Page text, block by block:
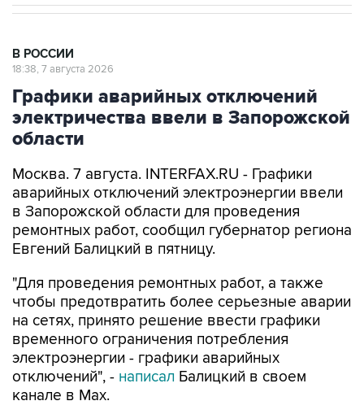
В РОССИИ
18:38, 7 августа 2026
Графики аварийных отключений
электричества ввели в Запорожской
области
Москва. 7 августа. INTERFAX.RU - Графики
аварийных отключений электроэнергии ввели
в Запорожской области для проведения
ремонтных работ, сообщил губернатор региона
Евгений Балицкий в пятницу.
"Для проведения ремонтных работ, а также
чтобы предотвратить более серьезные аварии
на сетях, принято решение ввести графики
временного ограничения потребления
электроэнергии - графики аварийных
отключений", - написал Балицкий в своем
канале в Max.